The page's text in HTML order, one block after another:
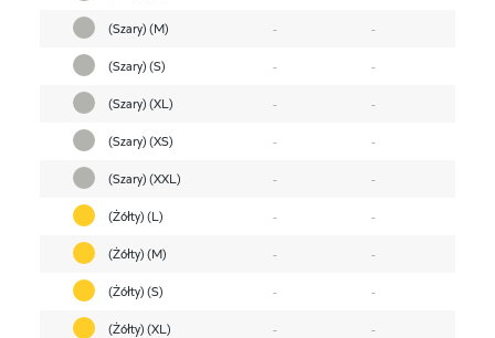
(Szary) (M)
-
-
(Szary) (S)
-
-
(Szary) (XL)
-
-
(Szary) (XS)
-
-
(Szary) (XXL)
-
-
(Żółty) (L)
-
-
(Żółty) (M)
-
-
(Żółty) (S)
-
-
(Żółty) (XL)
-
-